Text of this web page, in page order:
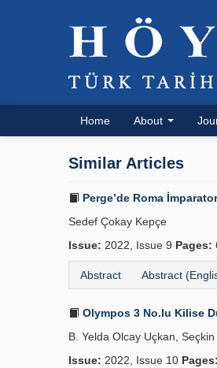
Home About
Similar Articles
Perge’de Roma
Sedef Çokay Kepçe
Issue: 2022, Issue 9 Pages:
Abstract Abstract
Olympos 3 No.lu Kilise
B. Yelda Olcay Uçkan,
Issue: 2022, Issue 10 Pages: